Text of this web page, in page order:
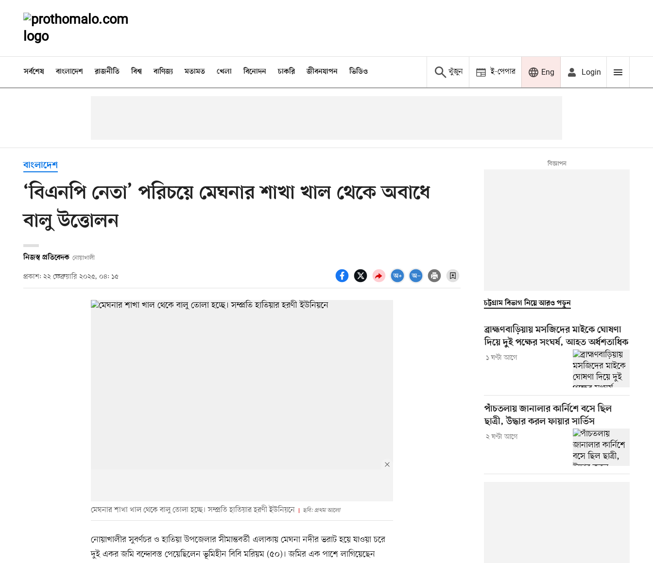
সর্বশেষ বাংলাদেশ রাজনীতি বিশ্ব বাণিজ্য মতামত খেলা বিনোদন চাকরি জীবনযাপন ভিডিও খুঁজুন ই-পেপার Eng Login
বাংলাদেশ
‘বিএনপি নেতা’ পরিচয়ে মেঘনার শাখা খাল থেকে অবাধে
বালু উত্তোলন
নিজস্ব প্রতিবেদক নোয়াখালী
প্রকাশ: ২২ ফেব্রুয়ারি ২০২৫, ০৪: ১৫
মেঘনার শাখা খাল থেকে বালু তোলা হচ্ছে। সম্প্রতি হাতিয়ার হরণী ইউনিয়নে ছবি: প্রথম আলো
নোয়াখালীর সুবর্ণচর ও হাতিয়া উপজেলার সীমান্তবর্তী এলাকায় মেঘনা নদীর ভরাট হয়ে যাওয়া চরে
দুই একর জমি বন্দোবস্ত পেয়েছিলেন ভূমিহীন বিবি মরিয়ম (৫০)। জমির এক পাশে লাগিয়েছেন
চট্টগ্রাম বিভাগ নিয়ে আরও পড়ুন
ব্রাহ্মণবাড়িয়ায় মসজিদের মাইকে ঘোষণা
দিয়ে দুই পক্ষের সংঘর্ষ, আহত অর্ধশতাধিক
১ ঘণ্টা আগে
পাঁচতলায় জানালার কার্নিশে বসে ছিল
ছাত্রী, উদ্ধার করল ফায়ার সার্ভিস
২ ঘণ্টা আগে